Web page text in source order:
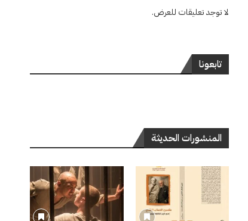
لا توجد تعليقات للعرض.
تابعونا
المنشورات الحديثة